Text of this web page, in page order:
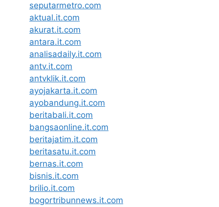
seputarmetro.com
aktual.it.com
akurat.it.com
antara.it.com
analisadaily.it.com
antv.it.com
antvklik.it.com
ayojakarta.it.com
ayobandung.it.com
beritabali.it.com
bangsaonline.it.com
beritajatim.it.com
beritasatu.it.com
bernas.it.com
bisnis.it.com
brilio.it.com
bogortribunnews.it.com